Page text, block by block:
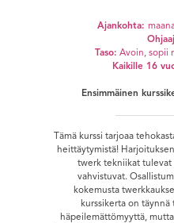
Ajankohta:
Taso: Avoin, sopii
Kaikille 16
Ensimmäinen
Tämä kurssi tarjoaa
heittäytymistä!
twerk tekniikat
vahvistuvat.
kokemusta
kurssikerta on
häpeilemättömyyttä,